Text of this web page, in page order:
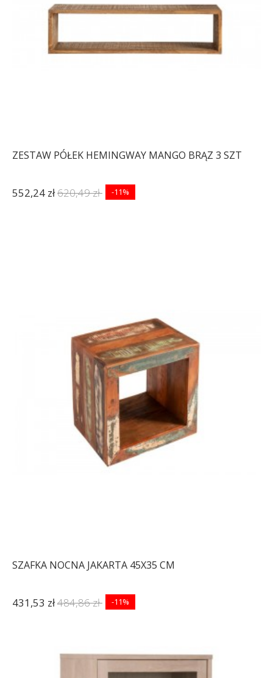
ZESTAW PÓŁEK HEMINGWAY MANGO BRĄZ 3 SZT
552,24 zł620,49 zł -11%
SZAFKA NOCNA JAKARTA 45X35 CM
431,53 zł484,86 zł -11%